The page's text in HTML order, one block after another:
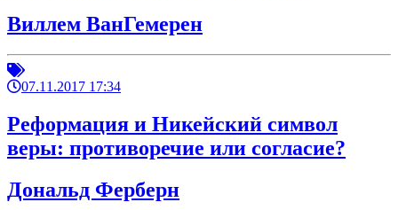
Виллем ВанГемерен
07.11.2017 17:34
Реформация и Никейский символ
веры: противоречие или согласие?
Дональд Ферберн